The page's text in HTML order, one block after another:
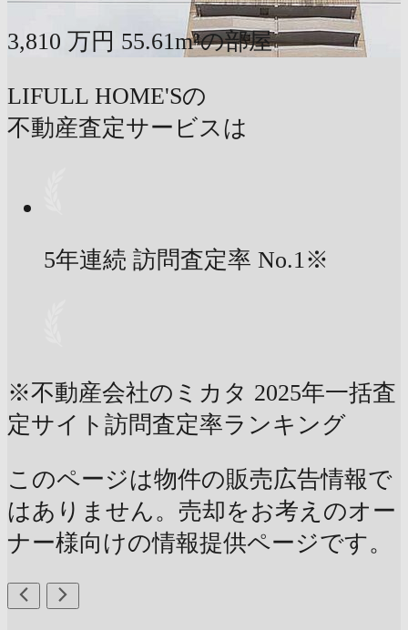
3,810 万円 55.61m²の部屋
LIFULL HOME'Sの
不動産査定サービスは
5年連続 訪問査定率 No.1※
※不動産会社のミカタ 2025年一括査
定サイト訪問査定率ランキング
このページは物件の販売広告情報で
はありません。売却をお考えのオー
ナー様向けの情報提供ページです。